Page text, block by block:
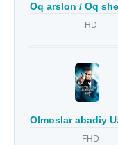
Oq arslon / Oq
HD
Olmoslar abadiy
FHD